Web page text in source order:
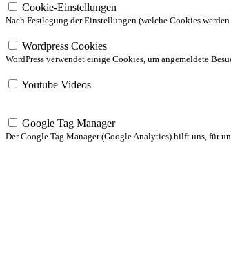
Cookie-Einstellungen
Nach Festlegung der Einstellungen (welche Cookies
Wordpress Cookies
WordPress verwendet einige Cookies, um angemeldete
Youtube Videos
Google Tag Manager
Der Google Tag Manager (Google Analytics) hilft uns, für